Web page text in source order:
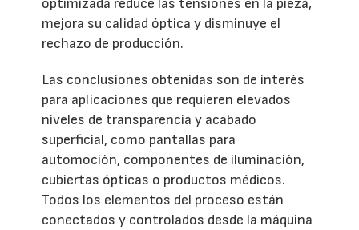
mejora su calidad óptica y disminuye el
rechazo de producción.
Las conclusiones obtenidas son de interés
para aplicaciones que requieren elevados
niveles de transparencia y acabado
superficial, como pantallas para
automoción, componentes de iluminación,
cubiertas ópticas o productos médicos.
Todos los elementos del proceso están
conectados y controlados desde la máquina